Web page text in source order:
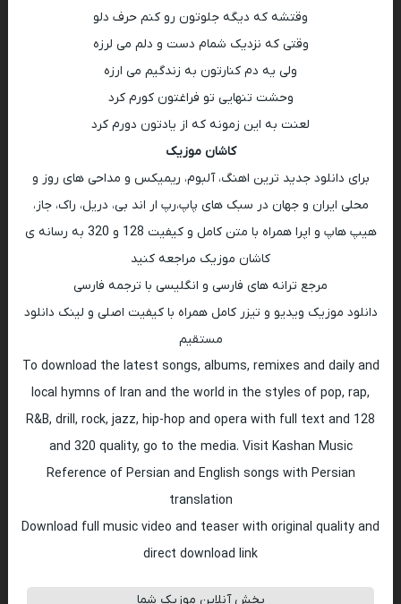
وقتشه که دیگه جلوتون رو کنم حرف دلو
وقتی که نزدیک شمام دست و دلم می لرزه
ولی یه دم کنارتون به زندگیم می ارزه
وحشت تنهایی تو فراغتون کورم کرد
لعنت به این زمونه که از یادتون دورم کرد
کاشان موزیک
برای دانلود جدید ترین اهنگ، آلبوم، ریمیکس و مداحی های روز و
محلی ایران و جهان در سبک های پاپ،رپ ار اند بی، دریل، راک، جاز،
هیپ هاپ و اپرا همراه با متن کامل و کیفیت 128 و 320 به رسانه ی
کاشان موزیک مراجعه کنید
مرجع ترانه های فارسی و انگلیسی با ترجمه فارسی
دانلود موزیک ویدیو و تیزر کامل همراه با کیفیت اصلی و لینک دانلود
مستقیم
To download the latest songs, albums, remixes and daily and
local hymns of Iran and the world in the styles of pop, rap,
R&B, drill, rock, jazz, hip-hop and opera with full text and 128
and 320 quality, go to the media. Visit Kashan Music
Reference of Persian and English songs with Persian
translation
Download full music video and teaser with original quality and
direct download link
پخش آنلاین موزیک شما